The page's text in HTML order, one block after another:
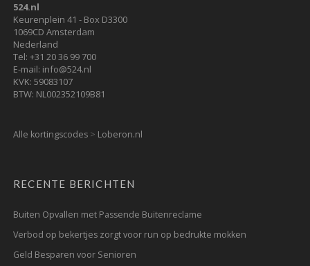
524.nl
Keurenplein 41 - Box D3300
1069CD Amsterdam
Nederland
Tel: +31 20 36 99 700
E-mail: info@524.nl
KVK: 59083107
BTW: NL002352109B81
Alle kortingscodes > Loberon.nl
RECENTE BERICHTEN
Buiten Opvallen met Passende Buitenreclame
Verbod op bekertjes zorgt voor run op bedrukte mokken
Geld Besparen voor Senioren